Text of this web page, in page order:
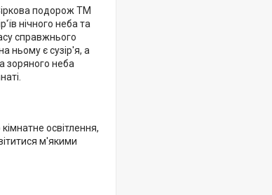
подорож ТМ
нічного неба та
справжнього
ньому є сузір'я, а
зоряного неба
освітлення,
м'якими